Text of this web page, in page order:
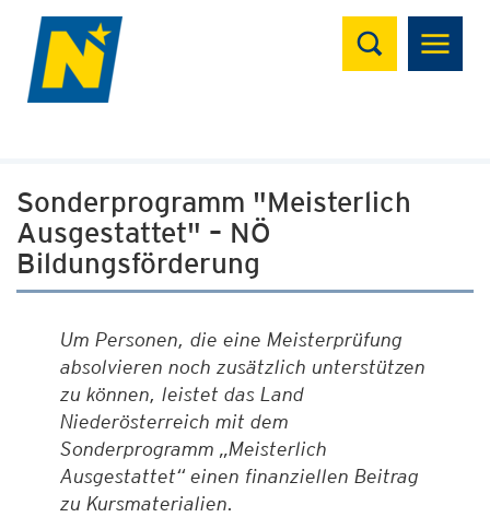
Suchen
Sonderprogramm "Meisterlich
Ausgestattet" – NÖ
Bildungsförderung
Um Personen, die eine Meisterprüfung
absolvieren noch zusätzlich unterstützen
zu können, leistet das Land
Niederösterreich mit dem
Sonderprogramm „Meisterlich
Ausgestattet“ einen finanziellen Beitrag
zu Kursmaterialien.